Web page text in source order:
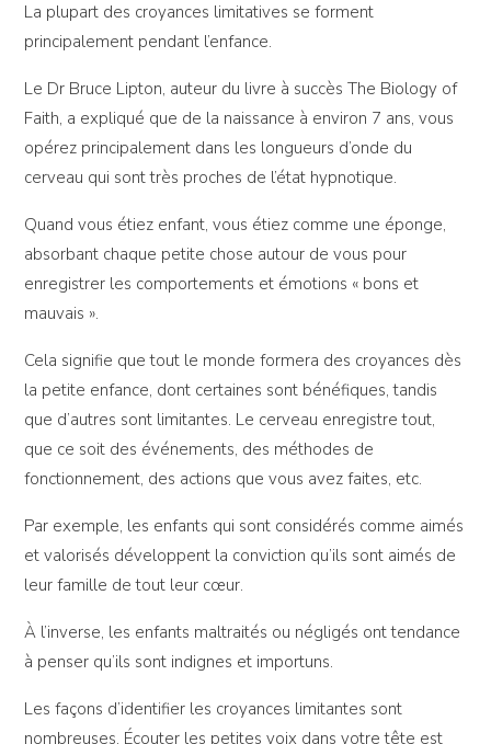
La plupart des croyances limitatives se forment
principalement pendant l’enfance.
Le Dr Bruce Lipton, auteur du livre à succès The Biology of
Faith, a expliqué que de la naissance à environ 7 ans, vous
opérez principalement dans les longueurs d’onde du
cerveau qui sont très proches de l’état hypnotique.
Quand vous étiez enfant, vous étiez comme une éponge,
absorbant chaque petite chose autour de vous pour
enregistrer les comportements et émotions « bons et
mauvais ».
Cela signifie que tout le monde formera des croyances dès
la petite enfance, dont certaines sont bénéfiques, tandis
que d’autres sont limitantes. Le cerveau enregistre tout,
que ce soit des événements, des méthodes de
fonctionnement, des actions que vous avez faites, etc.
Par exemple, les enfants qui sont considérés comme aimés
et valorisés développent la conviction qu’ils sont aimés de
leur famille de tout leur cœur.
À l’inverse, les enfants maltraités ou négligés ont tendance
à penser qu’ils sont indignes et importuns.
Les façons d’identifier les croyances limitantes sont
nombreuses. Écouter les petites voix dans votre tête est